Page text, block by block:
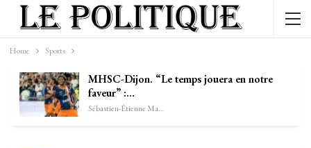
Home Sports
MHSC-Dijon. “Le temps jouera en notre
faveur” :…
Sébastien-Étienne Marechal